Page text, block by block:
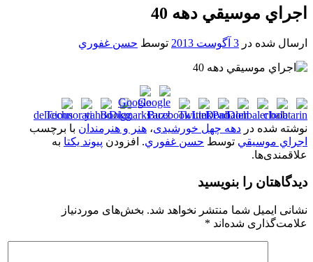
اجراي موسيقي دهه 40
ارسال شده در 3 آگوست 2013 توسط حسن غفوري
نوشته شده در دهه چهل خورشیدی، هنر و هنرمندان با برچسب
اجراي موسيقي توسط حسن غفوري. افزودن پیوند یکتا به
علاقمندی‌ها.
دیدگاهتان را بنویسید
نشانی ایمیل شما منتشر نخواهد شد. بخش‌های موردنیاز
علامت‌گذاری شده‌اند *